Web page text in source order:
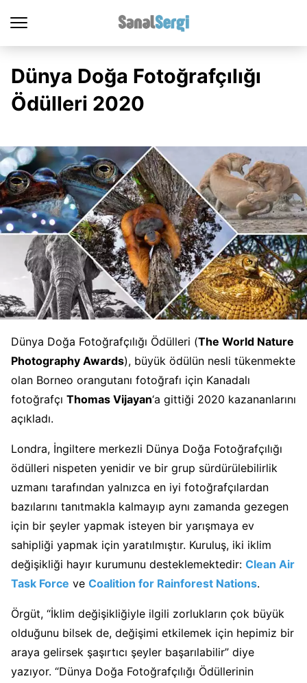
Dünya Doğa Fotoğrafçılığı
Ödülleri 2020
Dünya Doğa Fotoğrafçılığı Ödülleri (The World Nature
Photography Awards), büyük ödülün nesli tükenmekte
olan Borneo orangutanı fotoğrafı için Kanadalı
fotoğrafçı Thomas Vijayan‘a gittiği 2020 kazananlarını
açıkladı.
Londra, İngiltere merkezli Dünya Doğa Fotoğrafçılığı
ödülleri nispeten yenidir ve bir grup sürdürülebilirlik
uzmanı tarafından yalnızca en iyi fotoğrafçılardan
bazılarını tanıtmakla kalmayıp aynı zamanda gezegen
için bir şeyler yapmak isteyen bir yarışmaya ev
sahipliği yapmak için yaratılmıştır. Kuruluş, iki iklim
değişikliği hayır kurumunu desteklemektedir: Clean Air
Task Force ve Coalition for Rainforest Nations.
Örgüt, “İklim değişikliğiyle ilgili zorlukların çok büyük
olduğunu bilsek de, değişimi etkilemek için hepimiz bir
araya gelirsek şaşırtıcı şeyler başarılabilir” diye
yazıyor. “Dünya Doğa Fotoğrafçılığı Ödüllerinin